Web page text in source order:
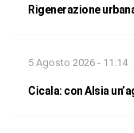
Rigenerazione
5 Agosto 2026 - 11:14
Cicala: con Alsia